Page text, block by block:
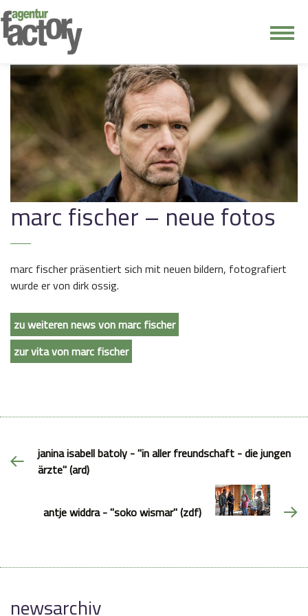
kontakt
marc fischer – neue fotos
marc fischer präsentiert sich mit neuen bildern, fotografiert
wurde er von dirk ossig.
zu weiteren news von marc fischer
zur vita von marc fischer
janina isabell batoly - "in aller freundschaft - die jungen
ärzte" (ard)
antje widdra - "soko wismar" (zdf)
newsarchiv